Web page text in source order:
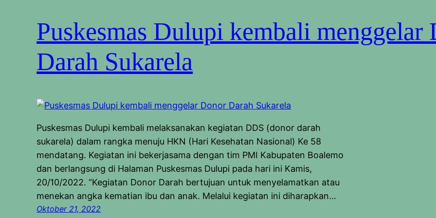
Puskesmas Dulupi kembali menggelar
Darah Sukarela
Puskesmas Dulupi kembali melaksanakan kegiatan DDS (donor darah
sukarela) dalam rangka menuju HKN (Hari Kesehatan Nasional) Ke 58
mendatang. Kegiatan ini bekerjasama dengan tim PMI Kabupaten Boalemo
dan berlangsung di Halaman Puskesmas Dulupi pada hari ini Kamis,
20/10/2022. “Kegiatan Donor Darah bertujuan untuk menyelamatkan atau
menekan angka kematian ibu dan anak. Melalui kegiatan ini diharapkan…
Oktober 21, 2022